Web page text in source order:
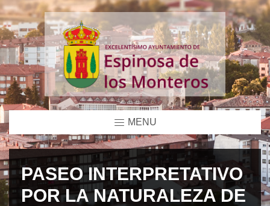
MENU
PASEO INTERPRETATIVO
POR LA NATURALEZA DE